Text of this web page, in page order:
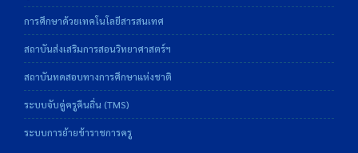
การศึกษาด้วยเทคโนโลยีสารสนเทศ
สถาบันส่งเสริมการสอนวิทยาศาสตร์ฯ
สถาบันทดสอบทางการศึกษาแห่งชาติ
ระบบจับคู่ครูคืนถิ่น (TMS)
ระบบการย้ายข้าราชการครู